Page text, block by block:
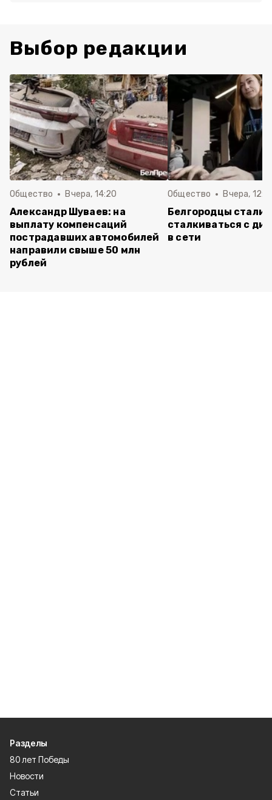
Выбор редакции
Общество Вчера, 14:20
Александр Шуваев: на
выплату компенсаций
пострадавших автомобилей
направили свыше 50 млн
рублей
Общество Вчера,
Белгородцы стали
сталкиваться с
в сети
Разделы
80 лет Победы
Новости
Статьи